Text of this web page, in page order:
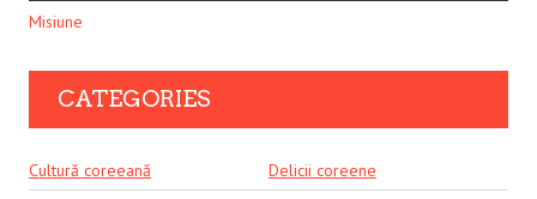
Misiune
CATEGORIES
Cultură coreeană
Delicii coreene